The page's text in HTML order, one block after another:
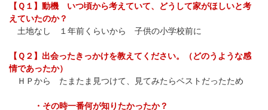
【Ｑ１】動機 いつ頃から考えていて、どうして家がほしいと考
えていたのか？
土地なし １年前くらいから 子供の小学校前に
【Ｑ２】出会ったきっかけを教えてください。（どのうような感
情であったか）
ＨＰから たまたま見つけて、見てみたらベストだったため
・その時一番何が知りたかったか？